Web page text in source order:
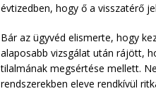
évtizedben, hogy ő a visszatérő
Bár az ügyvéd elismerte, hogy
alaposabb vizsgálat után rájött,
tilalmának megsértése mellett.
rendszerekben eleve rendkívül